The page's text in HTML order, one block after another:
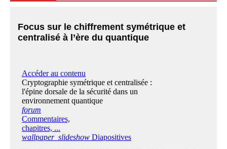
Focus sur le chiffrement symétrique et
centralisé à l’ère du quantique